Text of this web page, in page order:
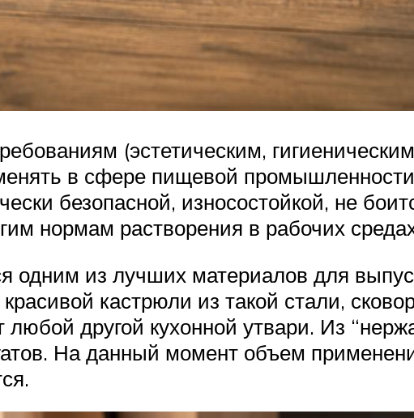
(эстетическим,
в сфере пищевой
безопасной, износостойкой, не
нормам растворения в рабочих
одним из лучших материалов для
кастрюли из такой стали,
другой кухонной утвари. Из
На данный момент объем